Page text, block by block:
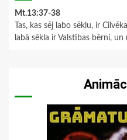
Mt.13:37-38
Tas, kas sēj labo sēklu, ir
labā sēkla ir Valstības bērni,